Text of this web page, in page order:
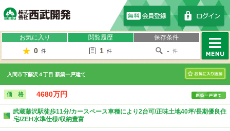
お気に入り
0 件
閲覧履歴
1 件
保存条件
- 件
MENU
入間市下藤沢４丁目 新築一戸建て
お気に入り
価 格 4680万円
武蔵藤沢駅徒歩11分/カースペース車種により2台可/正味土地40坪/長期優良住
宅/ZEH水準仕様/収納豊富